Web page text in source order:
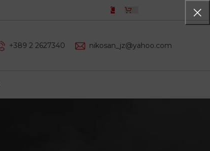
+389 2 2627340 nikosan_jz@yahoo.com